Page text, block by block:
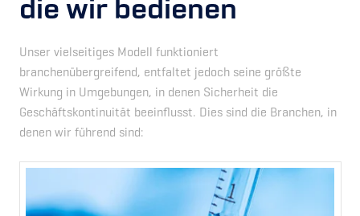
die wir bedienen
Unser vielseitiges Modell funktioniert
branchenübergreifend, entfaltet jedoch seine größte
Wirkung in Umgebungen, in denen Sicherheit die
Geschäftskontinuität beeinflusst. Dies sind die Branchen, in
denen wir führend sind: